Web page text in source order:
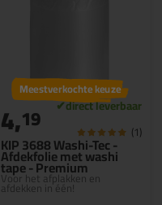
KIP 3688 Washi-Tec -
Afdekfolie met washi
tape - Premium
Voor het afplakken en
afdekken in één!
Meestverkochte keuze
4,19 (1)